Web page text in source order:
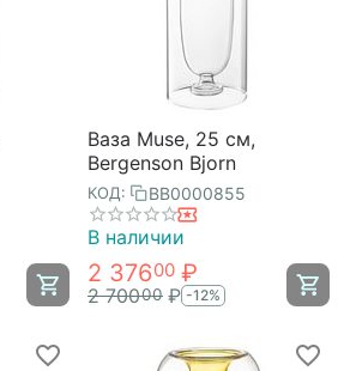
Ваза Muse, 25 см,
Bergenson Bjorn
КОД: BB0000855
В наличии
2 37600 ₽
2 70000 ₽ -12%